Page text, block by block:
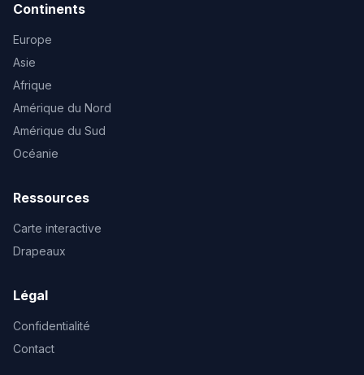
Continents
Europe
Asie
Afrique
Amérique du Nord
Amérique du Sud
Océanie
Ressources
Carte interactive
Drapeaux
Légal
Confidentialité
Contact